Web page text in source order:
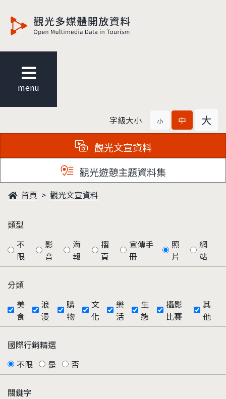
menu
字級大小 小 中 大
觀光文宣資料
觀光遊憩主題資料集
首頁 觀光文宣資料
類型
不
限
影
音
海
報
摺
頁
宣傳手
冊
照
片
網
站
分類
美
食
浪
漫
購
物
文
化
樂
活
生
態
攝影
比賽
其
他
國際行銷精選
不限
是 否
關鍵字